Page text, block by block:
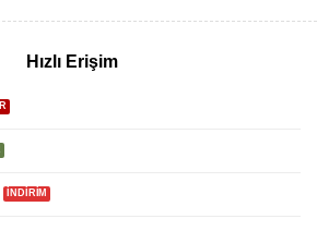
Hızlı Erişim